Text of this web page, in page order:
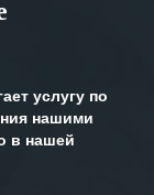
услугу по
нашими
в нашей